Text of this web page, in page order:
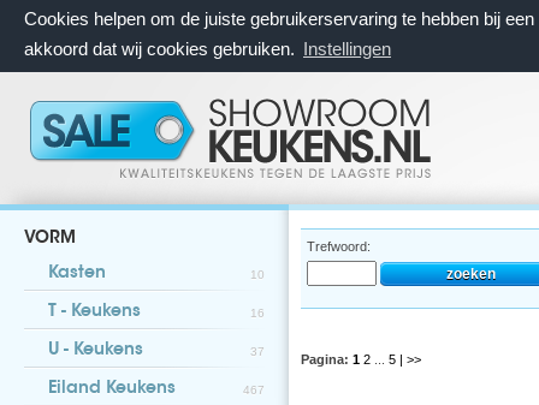
Cookies helpen om de juiste gebruikerservaring te hebben bij
akkoord dat wij cookies gebruiken. Instellingen
VORM
Kasten 10
T - Keukens 16
U - Keukens 37
Eiland Keukens 467
Trefwoord:
Pagina: 1 2 5 | >>